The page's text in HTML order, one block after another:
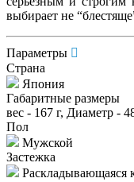
выбирает не
Параметры
Страна
Япония
Габаритные размеры
вес - 167 г, Диаметр -
Пол
Мужской
Застежка
Раскладывающаяся